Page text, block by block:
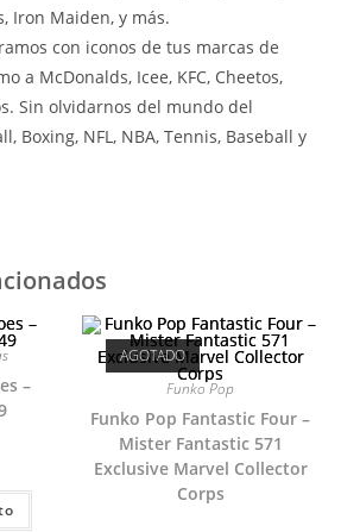
Iron Maiden, y más.
con iconos de tus marcas de
a McDonalds, Icee, KFC, Cheetos,
Sin olvidarnos del mundo del
Boxing, NFL, NBA, Tennis, Baseball y
–
AGOTADO
Funko Pop
Funko Pop Fantastic Four –
Mister Fantastic 571
Exclusive Marvel Collector
Corps